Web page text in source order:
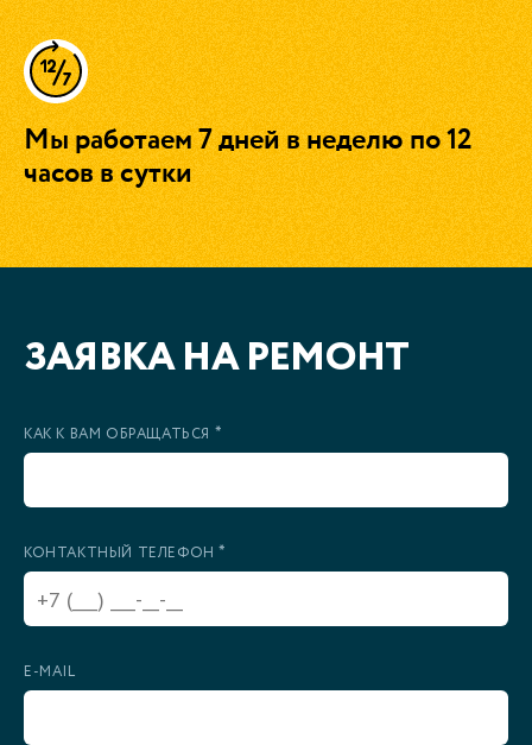
Мы работаем 7 дней в неделю по 12
часов в сутки
ЗАЯВКА НА РЕМОНТ
КАК К ВАМ ОБРАЩАТЬСЯ *
КОНТАКТНЫЙ ТЕЛЕФОН*
E-MAIL